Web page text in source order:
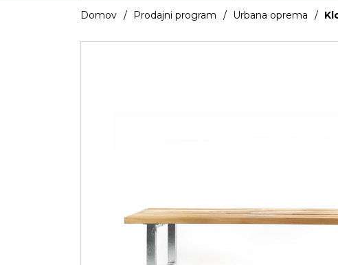
Domov / Prodajni program / Urbana oprema /